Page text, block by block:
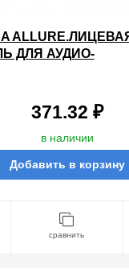
ДЛЯ АУДИО-
371.32 ₽
в наличии
Добавить в корзину
сравнить